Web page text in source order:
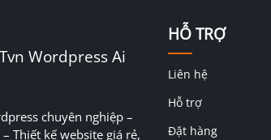
Wordpress Ai
chuyên nghiệp –
Thiết kế website giá rẻ,
HỖ TRỢ
Liên hệ
Hỗ trợ
Đặt hàng